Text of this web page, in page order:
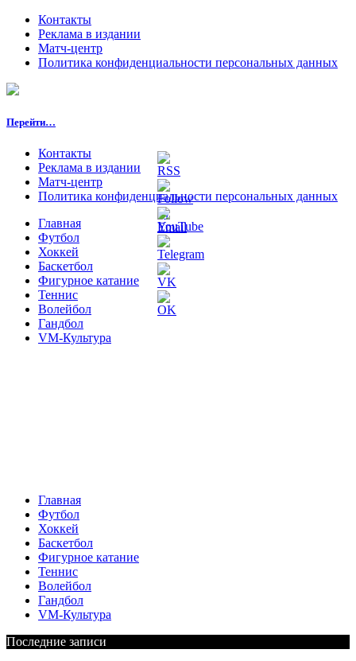
Контакты
Реклама в издании
Матч-центр
Политика конфиденциальности персональных данных
Перейти…
Контакты
Реклама в издании
Матч-центр
Политика конфиденциальности персональных данных
Главная
Футбол
Хоккей
Баскетбол
Фигурное катание
Теннис
Волейбол
Гандбол
VM-Культура
Главная
Футбол
Хоккей
Баскетбол
Фигурное катание
Теннис
Волейбол
Гандбол
VM-Культура
Последние записи